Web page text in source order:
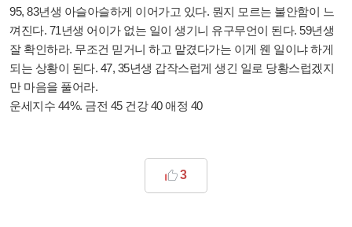
95, 83년생 아슬아슬하게 이어가고 있다. 뭔지 모르는 불안함이 느
껴진다. 71년생 어이가 없는 일이 생기니 유구무언이 된다. 59년생
잘 확인하라. 무조건 믿거니 하고 맡겼다가는 이게 웬 일이냐 하게
되는 상황이 된다. 47, 35년생 갑작스럽게 생긴 일로 당황스럽겠지
만 마음을 풀어라.
운세지수 44%. 금전 45 건강 40 애정 40
3